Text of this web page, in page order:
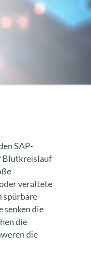
SAP-
Blutkreislauf
veraltete
spürbare
senken die
die
die